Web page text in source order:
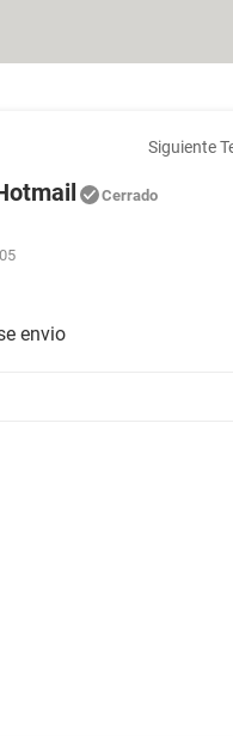
Siguiente
Cerrado
envio